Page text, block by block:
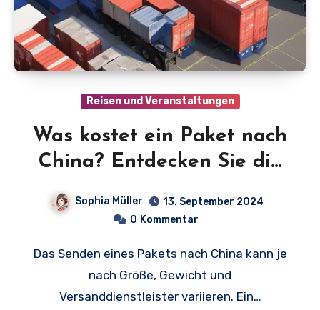
Reisen und Veranstaltungen
Was kostet ein Paket nach
China? Entdecken Sie die
überraschenden Preise und
Anbieter!
Sophia Müller
13. September 2024
0 Kommentar
Das Senden eines Pakets nach China kann je
nach Größe, Gewicht und
Versanddienstleister variieren. Ein…